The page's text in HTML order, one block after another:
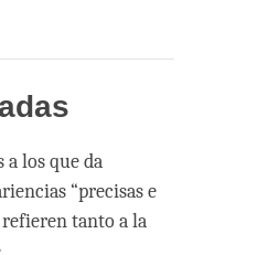
a los que da
“precisas e
refieren tanto a la